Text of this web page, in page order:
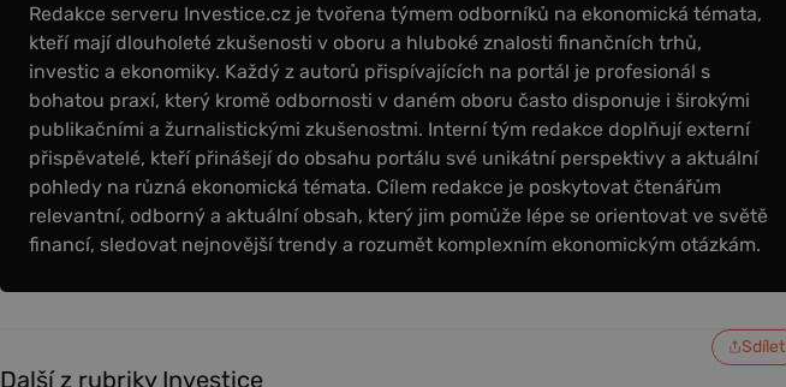
Redakce serveru Investice.cz je tvořena týmem odborníků na ekonomická témata,
kteří mají dlouholeté zkušenosti v oboru a hluboké znalosti finančních trhů,
investic a ekonomiky. Každý z autorů přispívajících na portál je profesionál s
bohatou praxí, který kromě odbornosti v daném oboru často disponuje i širokými
publikačními a žurnalistickými zkušenostmi. Interní tým redakce doplňují externí
přispěvatelé, kteří přinášejí do obsahu portálu své unikátní perspektivy a aktuální
pohledy na různá ekonomická témata. Cílem redakce je poskytovat čtenářům
relevantní, odborný a aktuální obsah, který jim pomůže lépe se orientovat ve světě
financí, sledovat nejnovější trendy a rozumět komplexním ekonomickým otázkám.
Sdílet
Další z rubriky Investice